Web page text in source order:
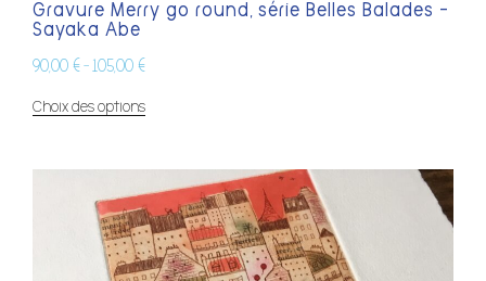
Gravure Merry go round, série Belles Balades –
Sayaka Abe
90,00 € – 105,00 €
Choix des options